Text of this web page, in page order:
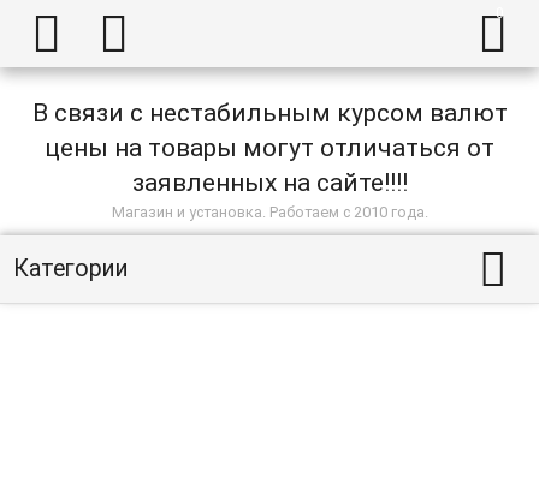
  
В связи с нестабильным курсом валют
цены на товары могут отличаться от
заявленных на сайте!!!!
Магазин и установка. Работаем с 2010 года.
Категории 